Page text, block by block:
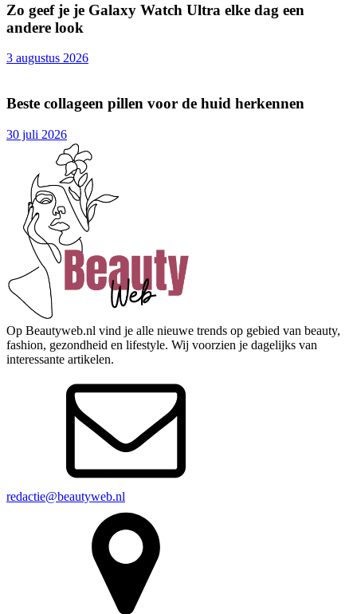
Zo geef je je Galaxy Watch Ultra elke dag een
andere look
3 augustus 2026
Beste collageen pillen voor de huid herkennen
30 juli 2026
Op Beautyweb.nl vind je alle nieuwe trends op gebied van beauty,
fashion, gezondheid en lifestyle. Wij voorzien je dagelijks van
interessante artikelen.
redactie@beautyweb.nl